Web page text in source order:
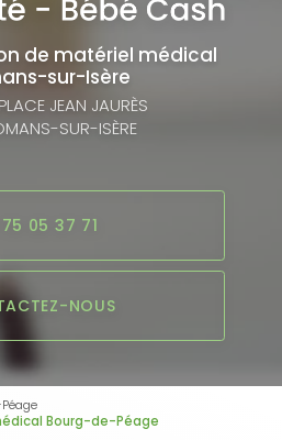
de matériel médical
sur-Isère
JEAN JAURÈS
SUR-ISÈRE
05 37 71
NOUS
Bourg-de-Péage